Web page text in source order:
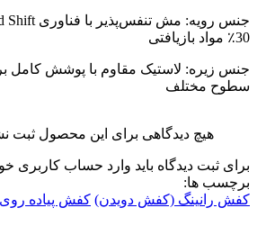
30٪ مواد بازیافتی
جنس زیره: لاستیک مقاوم با پوشش کامل
سطوح مختلف
هیچ دیدگاهی برای این محصول ثبت
برای ثبت دیدگاه باید وارد حساب کاربری
برچسب ها:
کفش رانینگ (کفش دویدن) کفش پیاده روی